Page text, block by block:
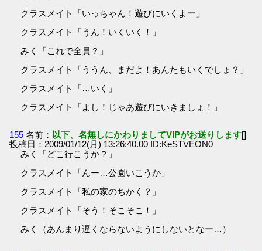
クラスメイト「いっちゃん！遊びにいくよー」
クラスメイト「うん！いくいく！」
みく「これで全員？」
クラスメイト「ううん、まだよ！あんたもいくでしょ？」
クラスメイト「…いく」
クラスメイト「よし！じゃあ遊びにいきましょ！」
155 名前： 以下、名無しにかわりましてVIPがお送りします[]
投稿日：2009/01/12(月) 13:26:40.00 ID:KeSTVEON0
みく「どこ行こうか？」
クラスメイト「んー…公園いこうか」
クラスメイト「私の家のちかく？」
クラスメイト「そう！そこそこ！」
みく（あんまり遅くならないようにしないとなー…）